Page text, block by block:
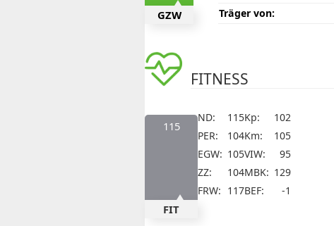
GZW
Träger von:
FITNESS
115
FIT
ND:
115
PER:
104
EGW: 105
ZZ:
104
FRW: 117
Kp:
102
Km:
105
VIW:
95
MBK: 129
BEF:
-1